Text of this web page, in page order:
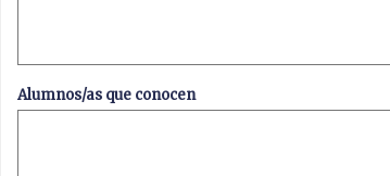
Alumnos/as que conocen